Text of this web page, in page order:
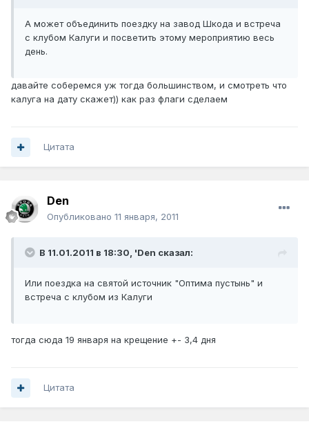
А может объединить поездку на завод Шкода и встреча
с клубом Калуги и посветить этому мероприятию весь
день.
давайте соберемся уж тогда большинством, и смотреть что
калуга на дату скажет)) как раз флаги сделаем
Цитата
Den
Опубликовано 11 января, 2011
В 11.01.2011 в 18:30, 'Den сказал:
Или поездка на святой источник "Оптима пустынь" и
встреча с клубом из Калуги
тогда сюда 19 января на крещение +- 3,4 дня
Цитата